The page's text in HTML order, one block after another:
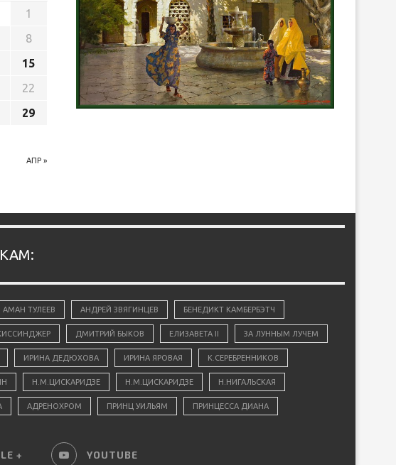
АПР »
1
8
15
22
29
АМАН ТУЛЕЕВ АНДРЕЙ ЗВЯГИНЦЕВ БЕНЕДИКТ КАМБЕРБЭТЧ
ДМИТРИЙ БЫКОВ ЕЛИЗАВЕТА II ЗА ЛУННЫМ ЛУЧЕМ
ИРИНА ДЕДЮХОВА ИРИНА ЯРОВАЯ К.СЕРЕБРЕННИКОВ
Н.М.ЦИСКАРИДЗЕ Н.М.ЦИСКАРИДЗЕ Н.НИГАЛЬСКАЯ
АДРЕНОХРОМ ПРИНЦ УИЛЬЯМ ПРИНЦЕССА ДИАНА
+ YOUTUBE